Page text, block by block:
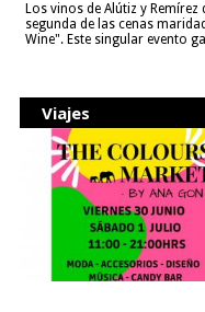
Los vinos de Alútiz y
segunda de las cenas
Wine". Este singular evento
Viajes